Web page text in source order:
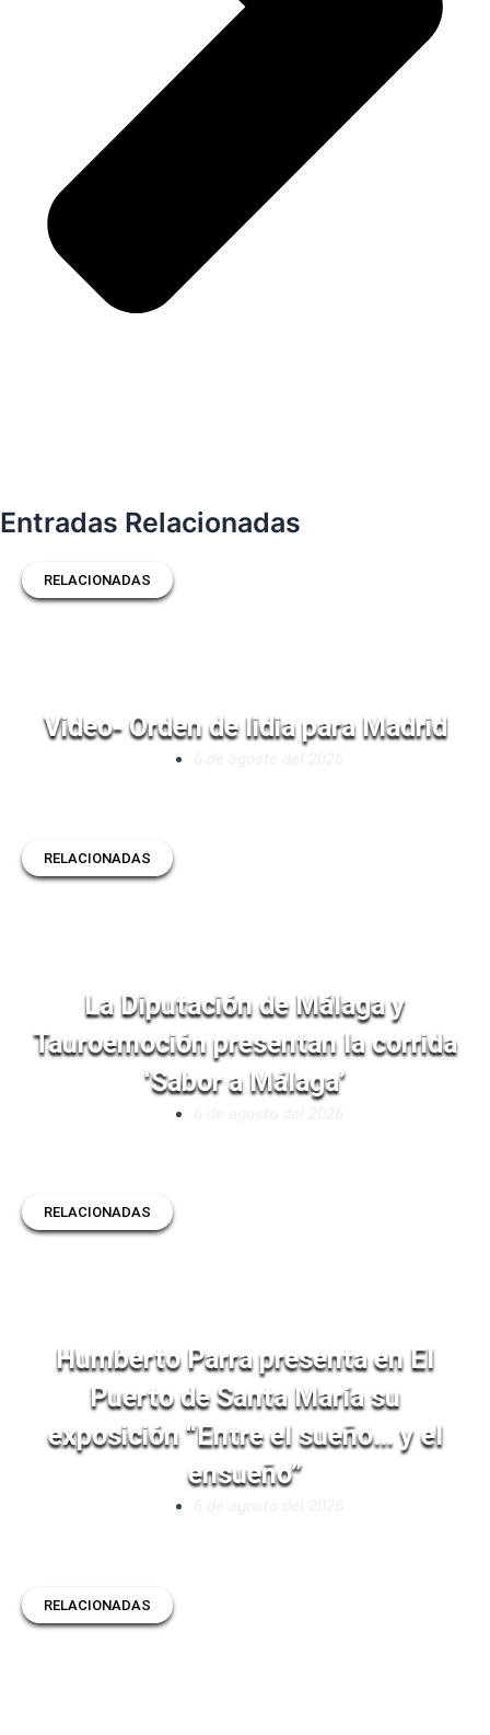
Entradas Relacionadas
RELACIONADAS
Video- Orden de lidia para Madrid
RELACIONADAS
La Diputación de Málaga y
Tauroemoción presentan la corrida
‘Sabor a Málaga’
RELACIONADAS
Humberto Parra presenta en El
Puerto de Santa María su
exposición “Entre el sueño… y el
ensueño”
RELACIONADAS